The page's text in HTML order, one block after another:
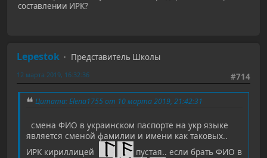
составлении ИРК?
Lepestok
Представитель Школы
#714
12 марта 2019, 16:32:36
Цитата: Elena1755 от 10 марта 2019, 21:42:31
смена ФИО в украинском паспорте на укр языке
является сменой фамилии и имени как таковых..
ИРК кириллицей
пустая.. если брать ФИО в